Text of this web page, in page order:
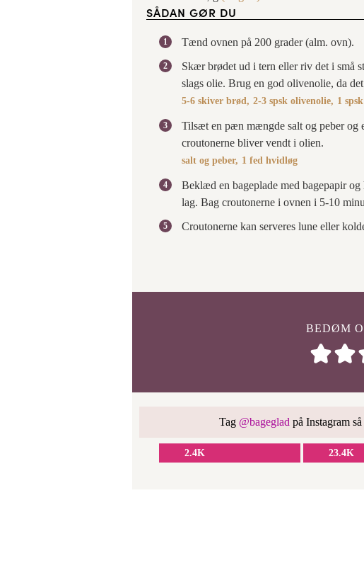
SÅDAN GØR DU
Tænd ovnen på 200 grader (alm. ovn).
Skær brødet ud i tern eller riv det i små
slags olie. Brug en god olivenolie, da
5-6 skiver brød, 2-3 spsk olivenolie, 1
Tilsæt en pæn mængde salt og peber og
croutonerne bliver vendt i olien.
salt og peber, 1 fed hvidløg
Beklæd en bageplade med bagepapir
lag. Bag croutonerne i ovnen i 5-10
Croutonerne kan serveres lune eller
BEDØM
Tag @bageglad på Instagram
2.4K 23.4K